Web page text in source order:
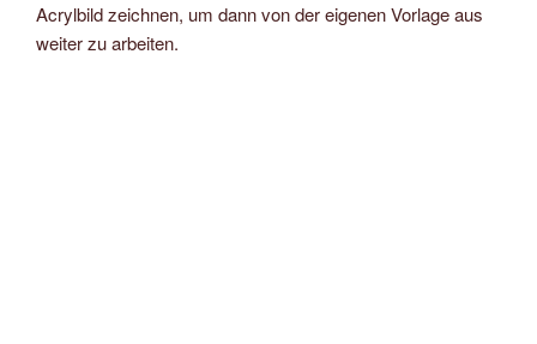
Acrylbild zeichnen, um dann von der eigenen Vorlage aus
weiter zu arbeiten.